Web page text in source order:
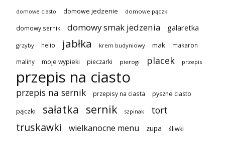
domowe ciasto domowe jedzenie domowe pączki
domowy sernik domowy smak jedzenia galaretka
grzyby helio jabłka krem budyniowy mak makaron
maliny moje wypieki pieczarki pierogi placek przepis
przepis na ciasto
przepis na sernik przepisy na ciasta pyszne ciasto
pączki sałatka sernik szpinak tort
truskawki wielkanocne menu zupa śliwki